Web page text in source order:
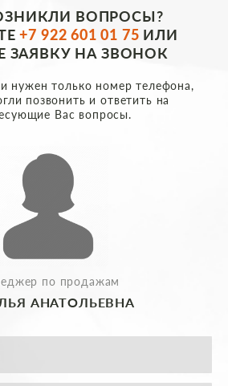
ВОПРОСЫ?
+7 922 601 01 75 ИЛИ
ЗАЯВКУ НА ЗВОНОК
нужен только номер телефона,
позвонить и ответить на
Вас вопросы.
по продажам
АНАТОЛЬЕВНА